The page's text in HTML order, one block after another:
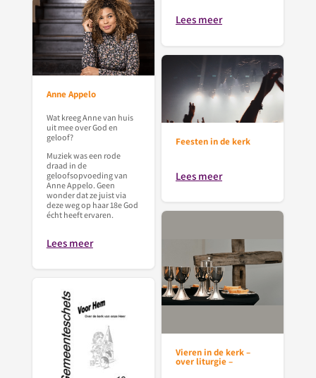
Lees meer
Anne Appelo
Wat kreeg Anne van huis
uit mee over God en
geloof?
Muziek was een rode
draad in de
geloofsopvoeding van
Anne Appelo. Geen
wonder dat ze juist via
deze weg op haar 18e God
écht heeft ervaren.
Lees meer
Feesten in de kerk
Lees meer
Vieren in de kerk –
over liturgie –